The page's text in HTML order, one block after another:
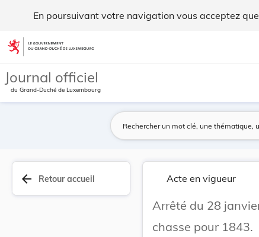
En poursuivant votre navigation vous acceptez
Aller au contenu
Journal officiel
du Grand-Duché de Luxembourg
arrow_back Retour accueil Acte en vigueur
Arrêté du 28
chasse pour 1843.